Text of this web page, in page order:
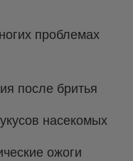
проблемах
после бритья
насекомых
ожоги